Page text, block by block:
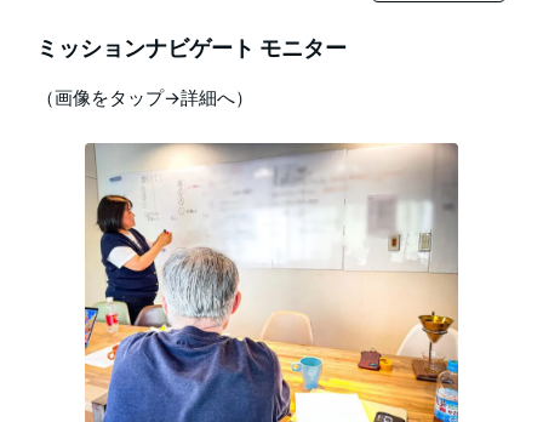
ミッションナビゲート モニター
（画像をタップ→詳細へ）